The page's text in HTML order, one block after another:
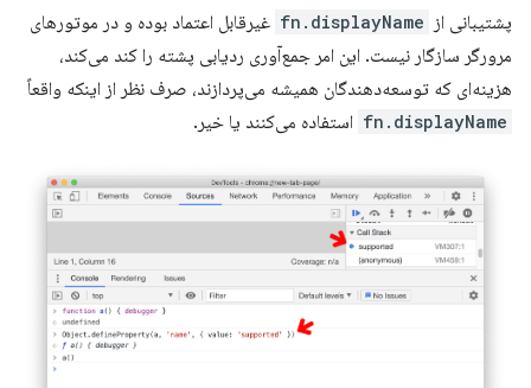
پشتیبانی از fn.displayName غیرقابل اعتماد بوده و در موتورهای
مرورگر سازگار نیست. این امر جمع‌آوری ردیابی پشته را کند می‌کند،
هزینه‌ای که توسعه‌دهندگان همیشه می‌پردازند، صرف نظر از اینکه واقعاً
fn.displayName استفاده می‌کنند یا خیر.